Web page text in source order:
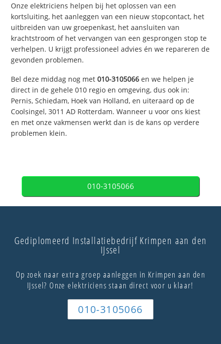
Onze elektriciens helpen bij het oplossen van een
kortsluiting, het aanleggen van een nieuw stopcontact, het
uitbreiden van uw groepenkast, het aansluiten van
krachtstroom of het vervangen van een gesprongen stop te
verhelpen. U krijgt professioneel advies én we repareren de
gevonden problemen.
Bel deze middag nog met010-3105066 en we helpen je
direct in de gehele 010 regio en omgeving, dus ook in:
Pernis, Schiedam, Hoek van Holland, en uiteraard op de
Coolsingel, 3011 AD Rotterdam. Wanneer u voor ons kiest
en met onze vakmensen werkt dan is de kans op verdere
problemen klein.
010-3105066
Gediplomeerd Installatiebedrijf Krimpen aan den
IJssel
Op zoek naar extra groep aanleggen in Krimpen aan den
IJssel? Onze elektriciens staan direct voor u klaar!
010-3105066